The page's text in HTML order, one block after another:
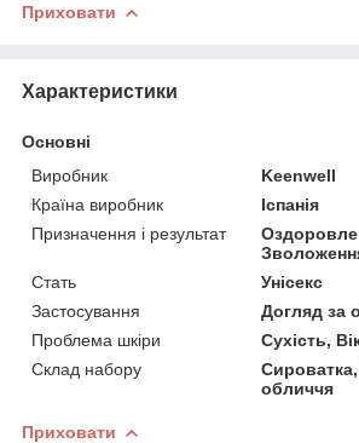
Приховати
Характеристики
Основні
Виробник
Keenwell
Країна виробник
Іспанія
Призначення і результат
Стать
Унісекс
Застосування
Догляд за
Проблема шкіри
Сухість,
Склад набору
обличчя
Приховати